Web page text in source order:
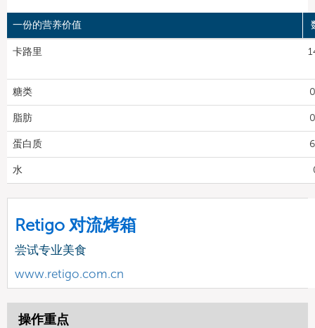
一份的营养价值
卡路里
糖类
脂肪
蛋白质
水
Retigo 对流烤箱
尝试专业美食
www.retigo.com.cn
操作重点